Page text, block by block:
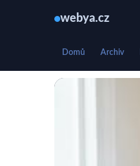
webya.cz
Domů Archiv